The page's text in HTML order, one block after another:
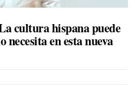
cultura hispana puede
necesita en esta nueva